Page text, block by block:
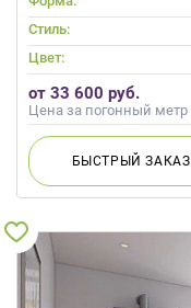
Стиль:
Цвет:
от 33 600 руб.
Цена за погонный метр
БЫСТРЫЙЗАКАЗ